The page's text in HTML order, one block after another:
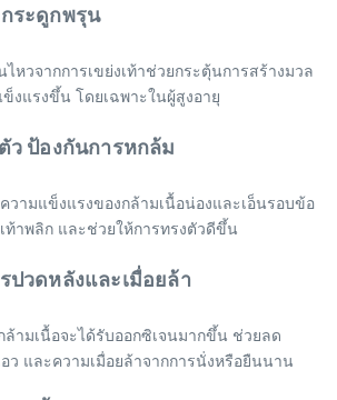
ระดูกพรุน
หวจากการเขย่งเท้าช่วยกระตุ้นการสร้างมวล
งแรงขึ้น โดยเฉพาะในผู้สูงอายุ
ว ป้องกันการหกล้ม
ความแข็งแรงของกล้ามเนื้อน่องและเอ็นรอบข้อ
ท้าพลิก และช่วยให้การทรงตัวดีขึ้น
ปวดหลังและเมื่อยล้า
ล้ามเนื้อจะได้รับออกซิเจนมากขึ้น ช่วยลด
ว และความเมื่อยล้าจากการนั่งหรือยืนนาน